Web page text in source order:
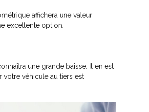
affichera une valeur
excellente option.
une grande baisse. Il en est
votre véhicule au tiers est